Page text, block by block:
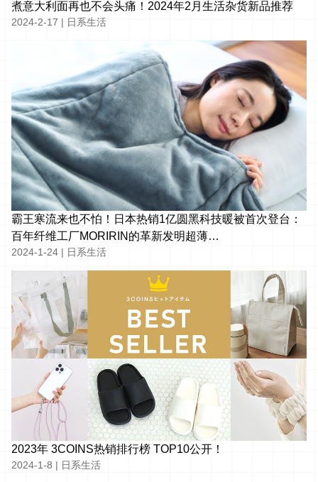
煮意大利面再也不会头痛！2024年2月生活杂货新品推荐
2024-2-17 | 日系生活
霸王寒流来也不怕！日本热销1亿圆黑科技暖被首次登台：
百年纤维工厂MORIRIN的革新发明超薄
3cm「COSMODOWN」次世代羽绒被！
2024-1-24 | 日系生活
2023年 3COINS热销排行榜 TOP10公开！
2024-1-8 | 日系生活